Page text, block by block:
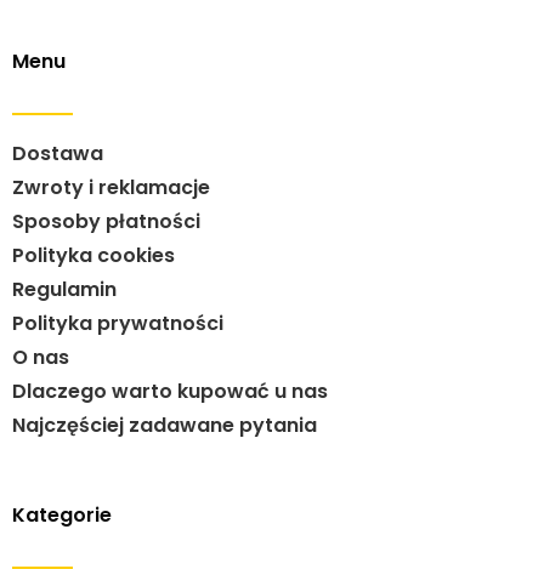
Menu
Dostawa
Zwroty i reklamacje
Sposoby płatności
Polityka cookies
Regulamin
Polityka prywatności
O nas
Dlaczego warto kupować u nas
Najczęściej zadawane pytania
Kategorie